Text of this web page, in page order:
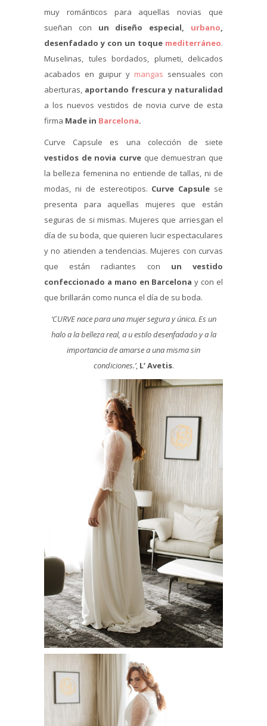
muy románticos para aquellas novias que
sueñan con un diseño especial, urbano,
desenfadado y con un toque mediterráneo.
Muselinas, tules bordados, plumeti, delicados
acabados en guipur y mangas sensuales con
aberturas, aportando frescura y naturalidad
a los nuevos vestidos de novia curve de esta
firma Made in Barcelona.
Curve Capsule es una colección de siete
vestidos de novia curve que demuestran que
la belleza femenina no entiende de tallas, ni de
modas, ni de estereotipos. Curve Capsule se
presenta para aquellas mujeres que están
seguras de si mismas. Mujeres que arriesgan el
día de su boda, que quieren lucir espectaculares
y no atienden a tendencias. Mujeres con curvas
que están radiantes con un vestido
confeccionado a mano en Barcelona y con el
que brillarán como nunca el día de su boda.
‘CURVE nace para una mujer segura y única. Es un
halo a la belleza real, a u estilo desenfadadoy a la
importancia de amarse a una misma sin
condiciones.’, L’ Avetis.